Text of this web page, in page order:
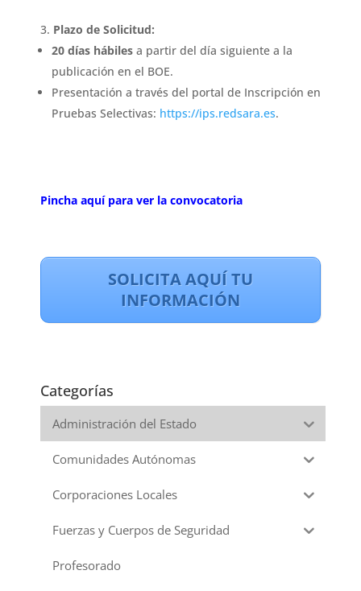
Plazo de Solicitud:
20 días hábiles a partir del día siguiente a la
publicación en el BOE.
Presentación a través del portal de Inscripción en
Pruebas Selectivas: https://ips.redsara.es.
Pincha aquí para ver la convocatoria
SOLICITA AQUÍ TU
INFORMACIÓN
Categorías
Administración del Estado
Comunidades Autónomas
Corporaciones Locales
Fuerzas y Cuerpos de Seguridad
Profesorado